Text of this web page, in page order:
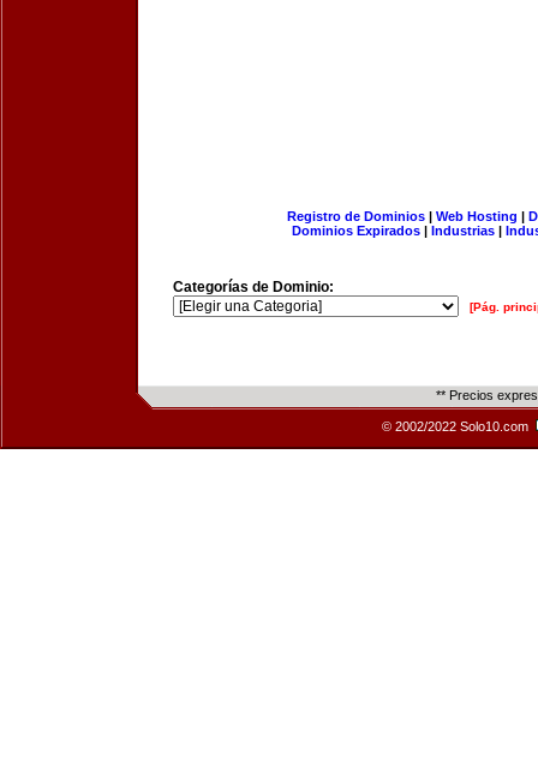
Registro de Dominios| Web Hosting |
Dominios Expirados | Industrias |
Categorías de Dominio:
[Pág.
** Precios
© 2002/2022 Solo10.com